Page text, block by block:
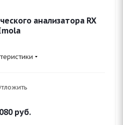
анализатора RX
руб.